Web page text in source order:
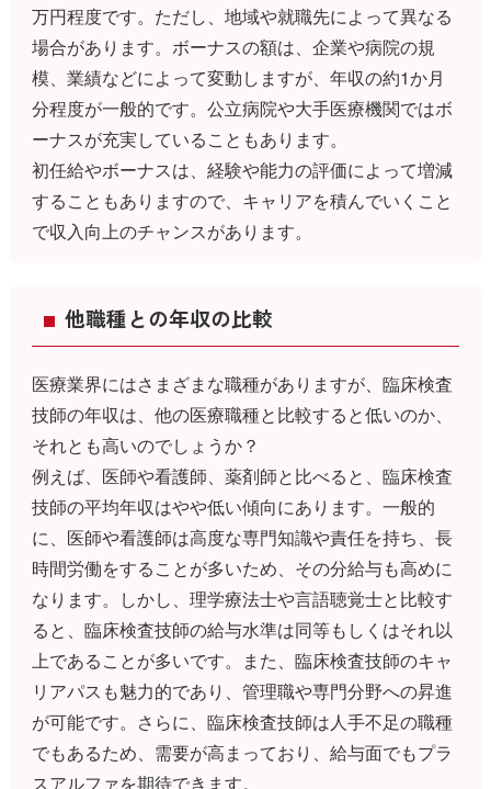
万円程度です。ただし、地域や就職先によって異なる
場合があります。ボーナスの額は、企業や病院の規
模、業績などによって変動しますが、年収の約1か月
分程度が一般的です。公立病院や大手医療機関ではボ
ーナスが充実していることもあります。
初任給やボーナスは、経験や能力の評価によって増減
することもありますので、キャリアを積んでいくこと
で収入向上のチャンスがあります。
他職種との年収の比較
医療業界にはさまざまな職種がありますが、臨床検査
技師の年収は、他の医療職種と比較すると低いのか、
それとも高いのでしょうか？
例えば、医師や看護師、薬剤師と比べると、臨床検査
技師の平均年収はやや低い傾向にあります。一般的
に、医師や看護師は高度な専門知識や責任を持ち、長
時間労働をすることが多いため、その分給与も高めに
なります。しかし、理学療法士や言語聴覚士と比較す
ると、臨床検査技師の給与水準は同等もしくはそれ以
上であることが多いです。また、臨床検査技師のキャ
リアパスも魅力的であり、管理職や専門分野への昇進
が可能です。さらに、臨床検査技師は人手不足の職種
でもあるため、需要が高まっており、給与面でもプラ
スアルファを期待できます。